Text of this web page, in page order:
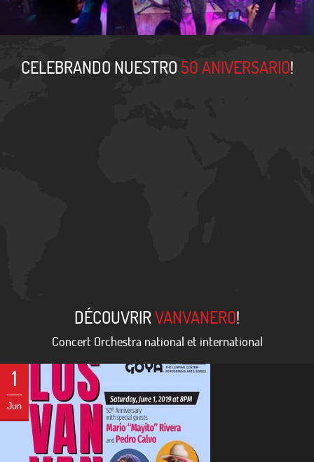
CELEBRANDO NUESTRO50 ANIVERSARIO!
DÉCOUVRIRVANVANERO!
Concert Orchestra national et international
1
Jun